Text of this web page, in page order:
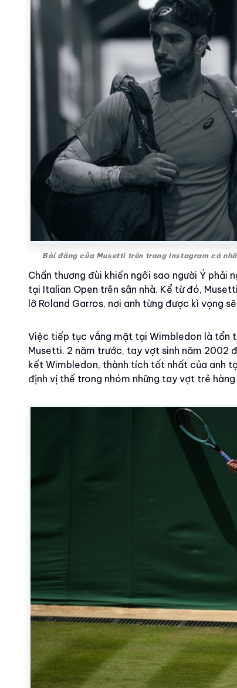
Bài đăng của Musetti trên trang Instagram cá
Chấn thương đùi khiến ngôi sao người Ý phải
tại Italian Open trên sân nhà. Kể từ đó,
lỡ Roland Garros, nơi anh từng được kì vọng
Việc tiếp tục vắng mặt tại Wimbledon là tổn
Musetti. 2 năm trước, tay vợt sinh năm 2002
kết Wimbledon, thành tích tốt nhất của anh
định vị thế trong nhóm những tay vợt trẻ